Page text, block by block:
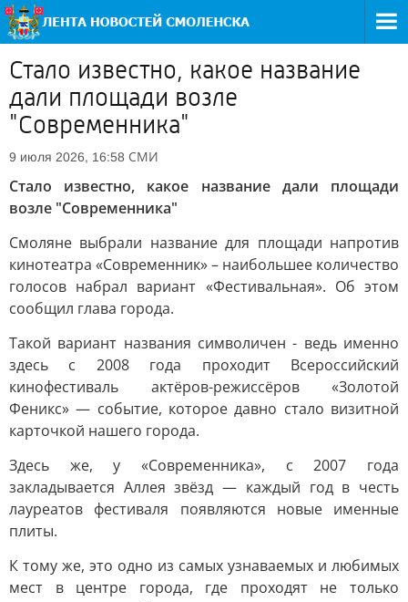
Стало известно, какое название
дали площади возле
"Современника"
9 июля 2026, 16:58 СМИ
Стало известно, какое название дали площади
возле "Современника"
Смоляне выбрали название для площади напротив
кинотеатра «Современник» – наибольшее количество
голосов набрал вариант «Фестивальная». Об этом
сообщил глава города.
Такой вариант названия символичен - ведь именно
здесь с 2008 года проходит Всероссийский
кинофестиваль актёров-режиссёров «Золотой
Феникс» — событие, которое давно стало визитной
карточкой нашего города.
Здесь же, у «Современника», с 2007 года
закладывается Аллея звёзд — каждый год в честь
лауреатов фестиваля появляются новые именные
плиты.
К тому же, это одно из самых узнаваемых и любимых
мест в центре города, где проходят не только